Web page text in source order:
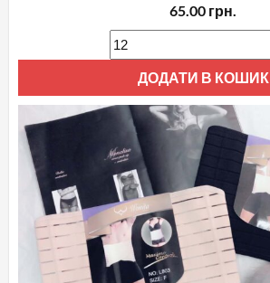
65.00 грн.
ДОДАТИ В КОШИК